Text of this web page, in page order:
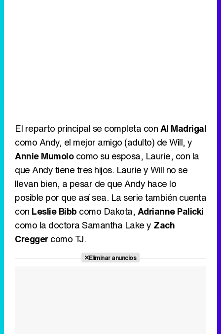
El reparto principal se completa conAl Madrigal
como Andy, el mejor amigo (adulto) de Will, y
Annie Mumolocomo su esposa, Laurie, con la
que Andy tiene tres hijos. Laurie y Will no se
llevan bien, a pesar de que Andy hace lo
posible por que así sea. La serie también cuenta
con Leslie Bibb como Dakota, Adrianne Palicki
como la doctora Samantha Lake y Zach
Creggercomo TJ.
Eliminar anuncios